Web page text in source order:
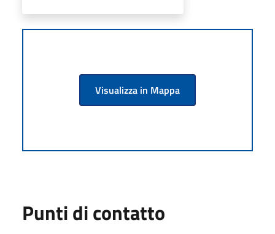
Visualizza in Mappa
Punti di contatto